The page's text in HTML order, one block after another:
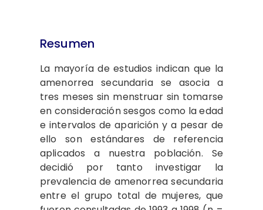
Resumen
La mayoría de estudios indican que la
amenorrea secundaria se asocia a
tres meses sin menstruar sin tomarse
en consideración sesgos como la edad
e intervalos de aparición y a pesar de
ello son estándares de referencia
aplicados a nuestra población. Se
decidió por tanto investigar la
prevalencia de amenorrea secundaria
entre el grupo total de mujeres, que